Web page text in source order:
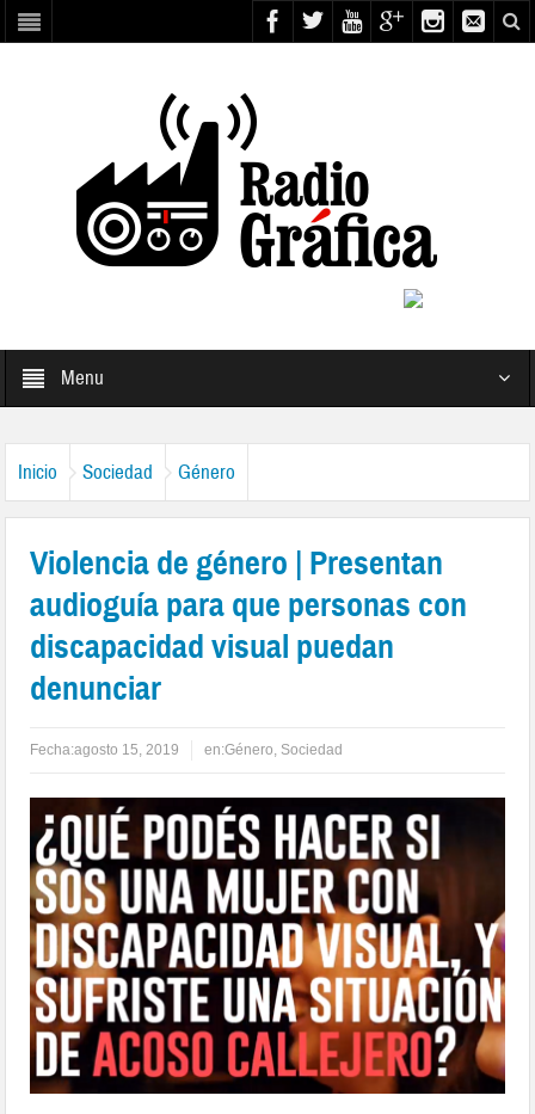
Menu
Inicio Sociedad Género
Violencia de género | Presentan
audioguía para que personas con
discapacidad visual puedan
denunciar
Fecha:agosto 15, 2019 en:Género, Sociedad